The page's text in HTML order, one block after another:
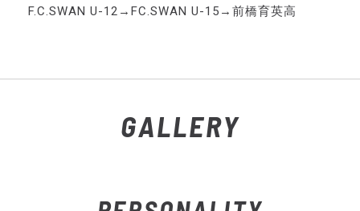
F.C.SWAN U-12→FC.SWAN U-15→前橋育英高
GALLERY